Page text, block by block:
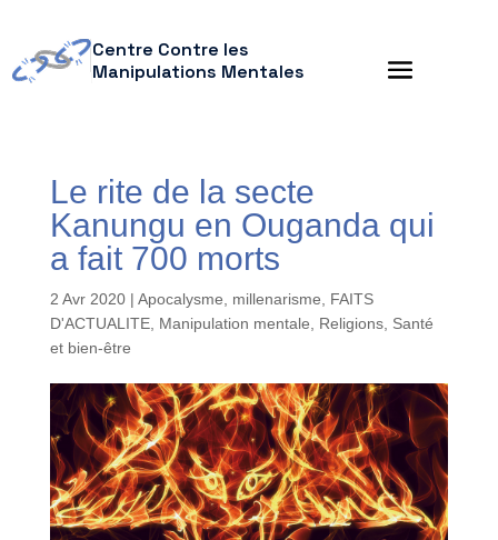
Centre Contre les
Manipulations Mentales
Le rite de la secte
Kanungu en Ouganda qui
a fait 700 morts
2 Avr 2020| Apocalysme, millenarisme
FAITS
D'ACTUALITE, Manipulation mentale Religions, Santé
et bien-être